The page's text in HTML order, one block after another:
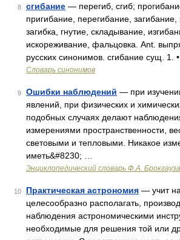
8 сгибание — перегиб, сгиб;
пригибание, перегибание, загибание,
загибка, гнутие, складывание,
искореживание, фальцовка. Ant.
русских синонимов. сгибание сущ. 1.
Словарь синонимов
9 Ошибки наблюдений — при
явлений, при физических и
подобных случаях делают
измерениями пространственности,
световыми и тепловыми. Никакое
иметь&#8230; …
Энциклопедический словарь Ф.А.
10 Практическая астрономия — учит
целесообразно располагать,
наблюдения астрономическими
необходимые для решения той или